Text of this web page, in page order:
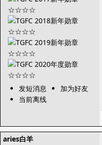
发短消息
加为好友
当前离线
aries白羊